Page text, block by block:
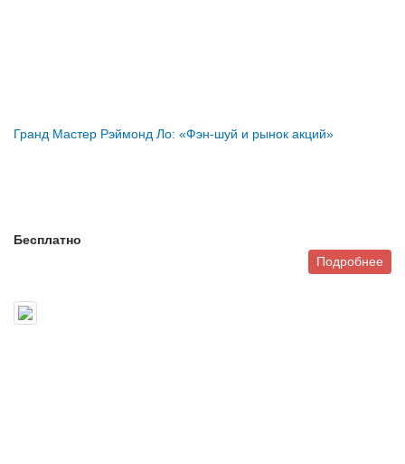
Гранд Мастер Рэймонд Ло: «Фэн-шуй и рынок акций»
Бесплатно
Подробнее